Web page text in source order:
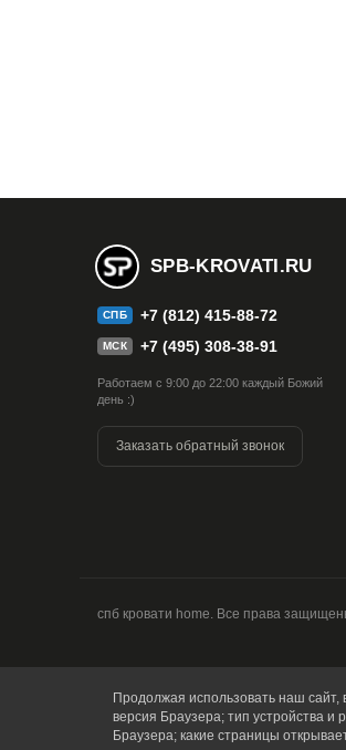
200x220
SPB-KROVATI.RU
СПБ +7 (812) 415-88-72
МСК +7 (495) 308-38-91
Работаем с 9:00 до 22:00 каждый Божий
день :)
Заказать обратный звонок
спб кровати home. Все права
Продолжая использовать наш
версия Браузера; тип устройства и
Браузера; какие страницы